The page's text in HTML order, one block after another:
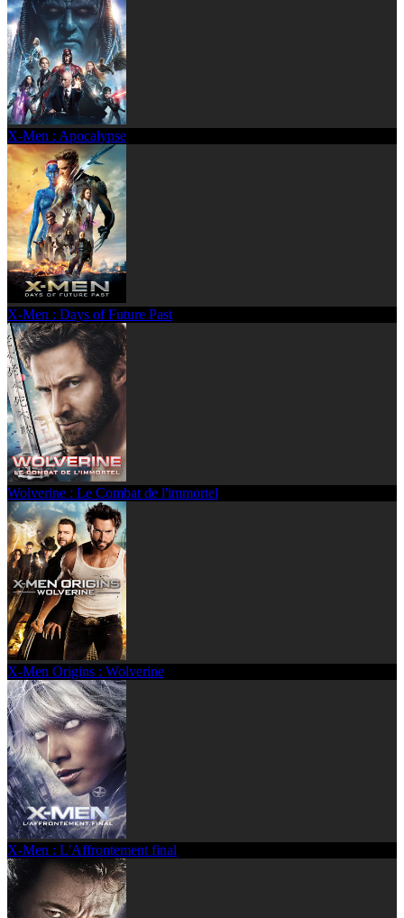
X-Men : Apocalypse
X-Men : Days of Future Past
Wolverine : Le Combat de l'immortel
X-Men Origins : Wolverine
X-Men : L'Affrontement final